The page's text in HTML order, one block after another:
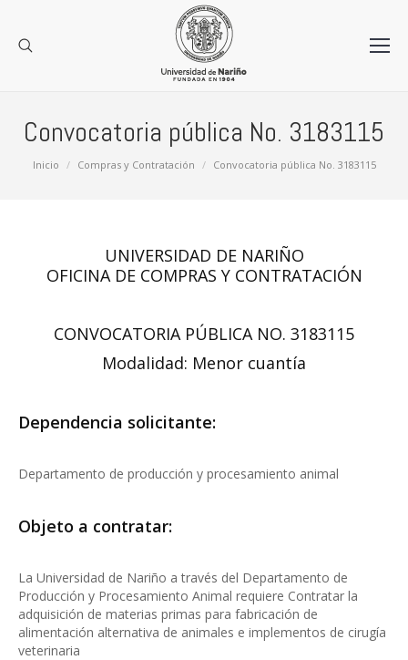
Convocatoria pública No. 3183115
Estás aquí:
Inicio Compras y Contratación Convocatoria pública No. 3183115
UNIVERSIDAD DE NARIÑO
OFICINA DE COMPRAS Y CONTRATACIÓN
CONVOCATORIA PÚBLICA NO. 3183115
Modalidad: Menor cuantía
Dependencia solicitante:
Departamento de producción y procesamiento animal
Objeto a contratar:
La Universidad de Nariño a través del Departamento de
Producción y Procesamiento Animal requiere Contratar la
adquisición de materias primas para fabricación de
alimentación alternativa de animales e implementos de cirugía
veterinaria